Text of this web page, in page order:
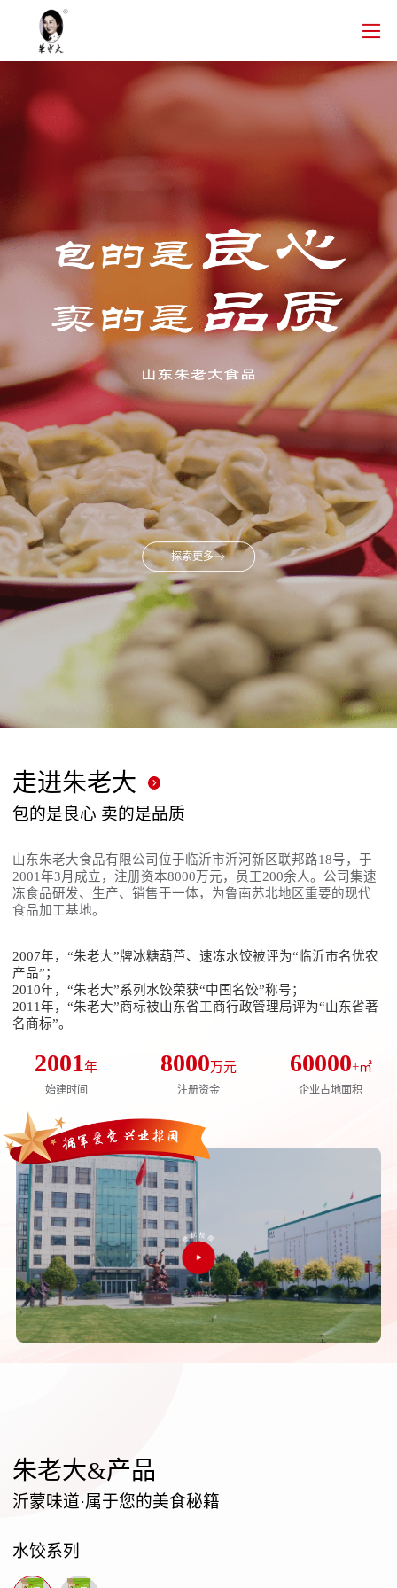
探索更多
走进朱老大
包的是良心 卖的是品质
山东朱老大食品有限公司位于临沂市沂河新区联邦路18号，于
2001年3月成立，注册资本8000万元，员工200余人。公司集速
冻食品研发、生产、销售于一体，为鲁南苏北地区重要的现代
食品加工基地。
2007年，“朱老大”牌冰糖葫芦、速冻水饺被评为“临沂市名优农
产品”；
2010年，“朱老大”系列水饺荣获“中国名饺”称号；
2011年，“朱老大”商标被山东省工商行政管理局评为“山东省著
名商标”。
2001年
始建时间
8000万元
注册资金
60000+㎡
企业占地面积
朱老大&产品
沂蒙味道·属于您的美食秘籍
水饺系列